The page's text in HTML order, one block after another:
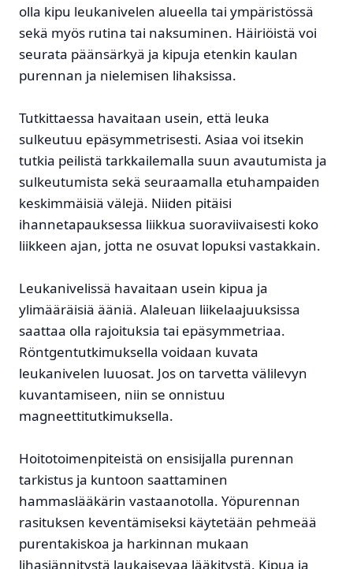
olla kipu leukanivelen alueella tai ympäristössä
sekä myös rutina tai naksuminen. Häiriöistä voi
seurata päänsärkyä ja kipuja etenkin kaulan
purennan ja nielemisen lihaksissa.
Tutkittaessa havaitaan usein, että leuka
sulkeutuu epäsymmetrisesti. Asiaa voi itsekin
tutkia peilistä tarkkailemalla suun avautumista ja
sulkeutumista sekä seuraamalla etuhampaiden
keskimmäisiä välejä. Niiden pitäisi
ihannetapauksessa liikkua suoraviivaisesti koko
liikkeen ajan, jotta ne osuvat lopuksi vastakkain.
Leukanivelissä havaitaan usein kipua ja
ylimääräisiä ääniä. Alaleuan liikelaajuuksissa
saattaa olla rajoituksia tai epäsymmetriaa.
Röntgentutkimuksella voidaan kuvata
leukanivelen luuosat. Jos on tarvetta välilevyn
kuvantamiseen, niin se onnistuu
magneettitutkimuksella.
Hoitotoimenpiteistä on ensisijalla purennan
tarkistus ja kuntoon saattaminen
hammaslääkärin vastaanotolla. Yöpurennan
rasituksen keventämiseksi käytetään pehmeää
purentakiskoa ja harkinnan mukaan
lihasjännitystä laukaisevaa lääkitystä. Kipua ja